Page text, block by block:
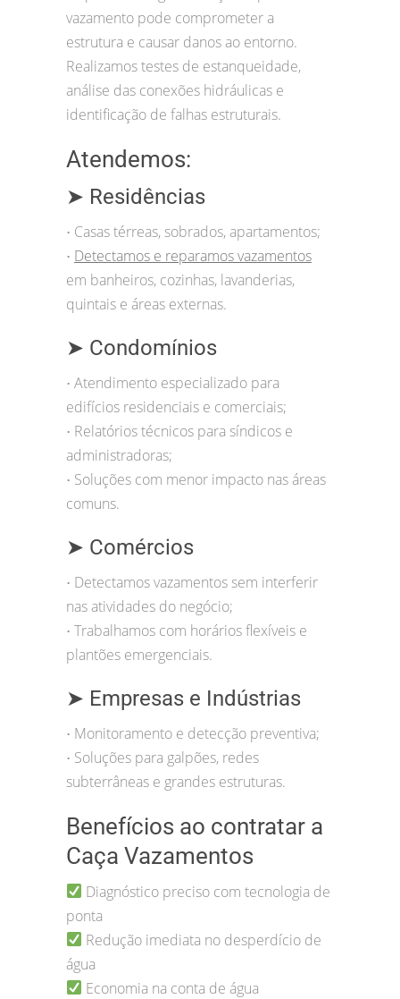
vazamento pode comprometer a
estrutura e causar danos ao entorno.
Realizamos testes de estanqueidade,
análise das conexões hidráulicas e
identificação de falhas estruturais.
Atendemos:
➤ Residências
• Casas térreas, sobrados, apartamentos;
• Detectamos e reparamos vazamentos
em banheiros, cozinhas, lavanderias,
quintais e áreas externas.
➤ Condomínios
• Atendimento especializado para
edifícios residenciais e comerciais;
• Relatórios técnicos para síndicos e
administradoras;
• Soluções com menor impacto nas áreas
comuns.
➤ Comércios
• Detectamos vazamentos sem interferir
nas atividades do negócio;
• Trabalhamos com horários flexíveis e
plantões emergenciais.
➤ Empresas e Indústrias
• Monitoramento e detecção preventiva;
• Soluções para galpões, redes
subterrâneas e grandes estruturas.
Benefícios ao contratar a
Caça Vazamentos
Diagnóstico preciso com tecnologia de
ponta
Redução imediata no desperdício de
água
Economia na conta de água